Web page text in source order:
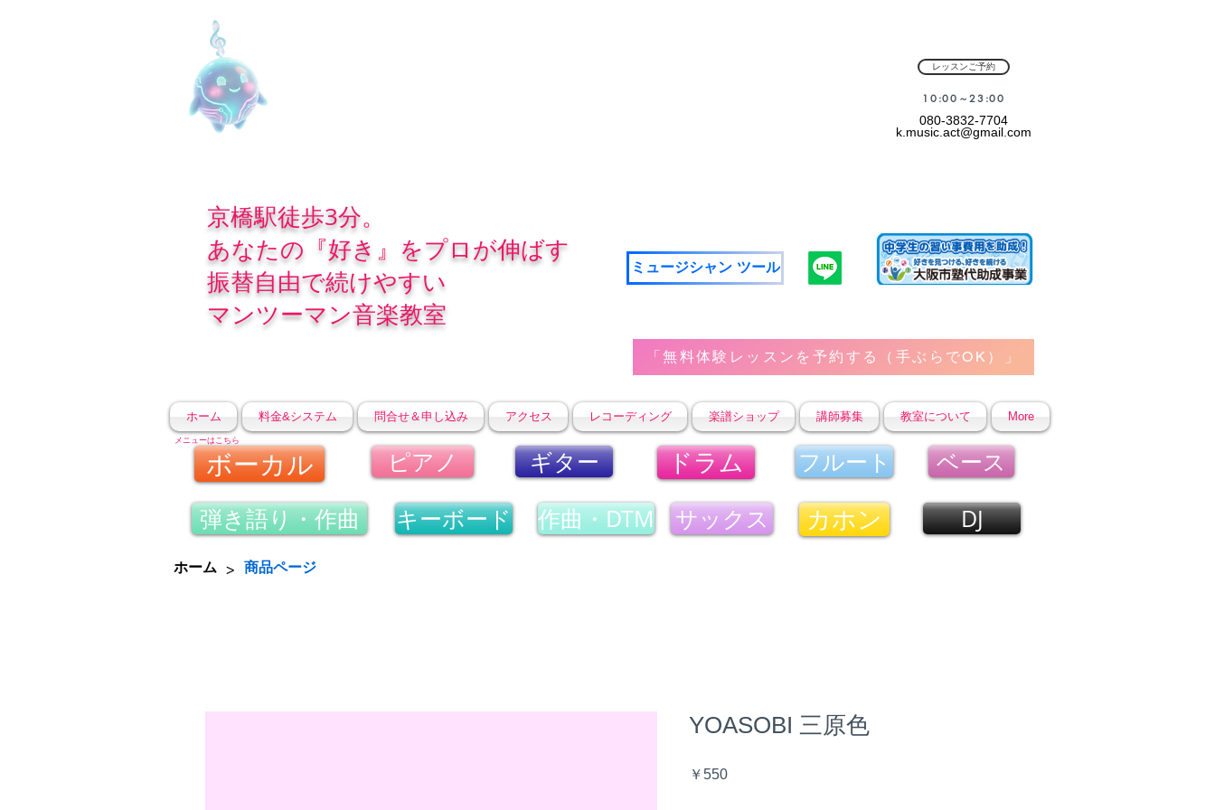
京橋駅徒歩3分。
あなたの『好き』をプロが伸ばす
振替自由で続けやすい
マンツーマン音楽教室
レッスンご予約
080-3832-7704
k.music.act@gmail.com
​10:00～23:00
ミュージシャン ツール
「無料体験レッスンを予約する（手ぶらでOK）」
ホーム 料金&システム 問合せ＆申し込み アクセス レコーディング 楽譜ショップ 講師募集 教室について More
メニューはこちら
ボーカル
弾き語り・作曲
ピアノ
キーボード
ギター
作曲・DTM
ドラム
サックス
フルート
カホン
ベース
DJ
ホーム > 商品ページ
YOASOBI 三原色
￥550価